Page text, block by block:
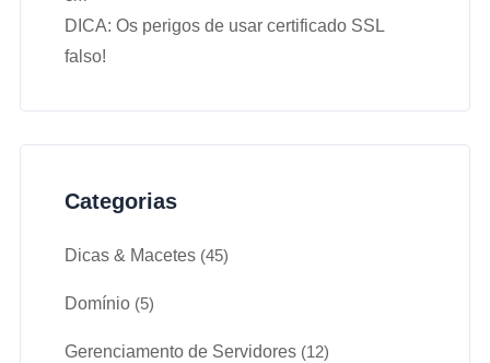
DICA: Os perigos de usar certificado SSL
falso!
Categorias
Dicas & Macetes (45)
Domínio (5)
Gerenciamento de Servidores (12)